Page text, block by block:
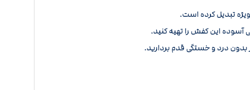
تبدیل کرده است.
آسوده این کفش را تهیه کنید.